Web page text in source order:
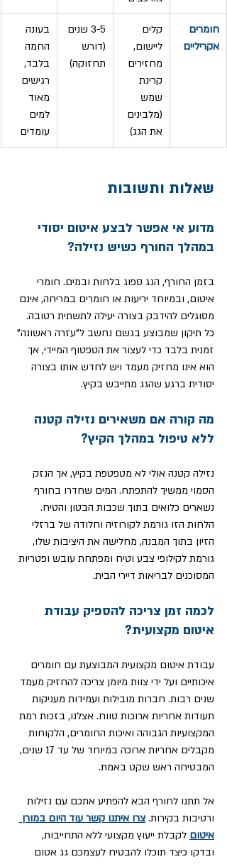
חומרים
אקריליים
קלים
ליישום,
מחזירים
קרינת
שמש
(מלבינים
את הגג)
3-5 שנים
(דורש
תחזוקה)
בעונה
החמה
בלבד,
רגישים
מאוד
למים
עומדים
שאלות ותשובות
מדוע אי אפשר לבצע איטום יסודי
במהלך החורף כשיש נזילה?
בזמן החורף, הגג ספוג בלחות ובמים. חומרי
איטום, ובמיוחד יריעות או חומרים במריחה, אינם
מסוגלים להידבק בצורה יעילה לתשתית רטובה.
כל תיקון שמבוצע בגשם נחשב ל"עזרה ראשונה"
זמנית בלבד כדי לעצור את הטפטוף המיידי, אך
הוא אינו מחזיק מעמד ויש לחדש אותו בצורה
יסודית ברגע שהגג מתייבש בקיץ.
מה קורה אם משאירים נזילה קטנה
ללא טיפול במהלך הקיץ?
נזילה קטנה אולי לא מטפטפת בקיץ, אך הנזק
הסמוי ממשיך להתפתח. המים שחדרו בחורף
נשארים כלואים בתוך שכבות הבטון והטיח.
הלחות הזו גורמת לקורוזיה וחלודה של ברזלי
הזיון בתוך המבנה, מחלישה את היציבות שלו,
גורמת לקילופי צבע וטיח ומפתחת עובש ופטריות
המסוכנים לבריאות דיירי הבית.
לכמה זמן צריכה להספיק עבודת
איטום מקצועית?
עבודת איטום מקצועית המבוצעת עם חומרים
איכותיים ועל ידי צוות מיומן צריכה להחזיק מעמד
שנים רבות. חברות מובילות ועמידות מעניקות
תעודות אחריות ארוכות טווח. אצלנו, בזכות רמת
המקצועיות הגבוהה ואיכות החומרים, הלקוחות
מקבלים אחריות ארוכה במיוחד של עד 17 שנים,
המבטיחה ראש שקט באמת.
אל תתנו לחורף הבא להפתיע אתכם עם נזילות
ורטיבות בקירות. צרו איתנו קשר עוד היום במורן
איטום לקבלת ייעוץ מקצועי ללא התחייבות,
ובדקו כיצד תוכלו להבטיח לעצמכם גג אטום